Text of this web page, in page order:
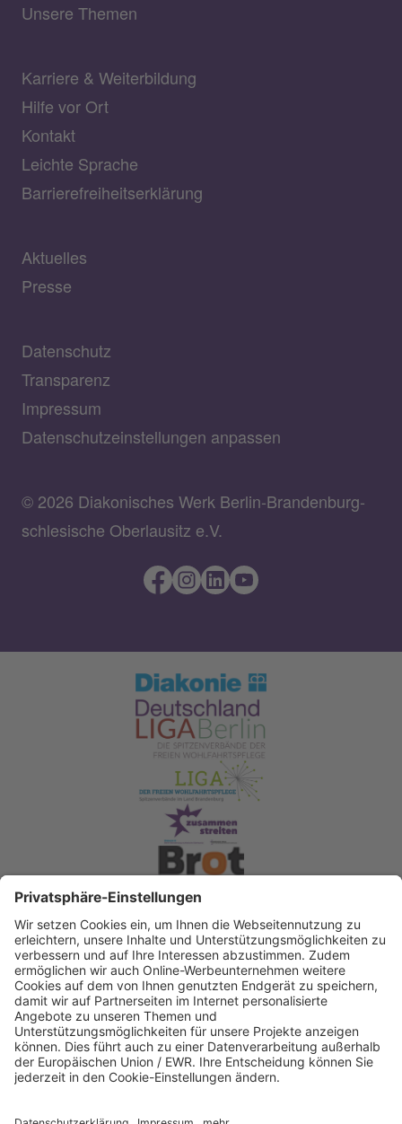
Unsere Themen
Karriere & Weiterbildung
Hilfe vor Ort
Kontakt
Leichte Sprache
Barrierefreiheitserklärung
Aktuelles
Presse
Datenschutz
Transparenz
Impressum
Datenschutzeinstellungen anpassen
© 2026 Diakonisches Werk Berlin-Brandenburg-
schlesische Oberlausitz e.V.
Spendenkonto Diakonisches Werk Berlin-
Brandenburg-schlesische Oberlausitz e.V
Bank für Sozialwirtschaft
IBAN: DE22 3702 0500 0003 2019 00